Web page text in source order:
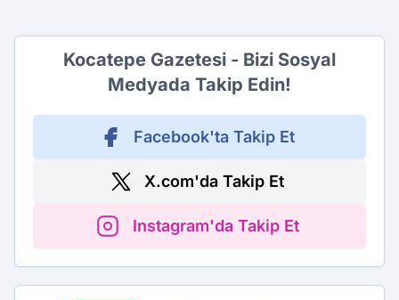
Kocatepe Gazetesi - Bizi Sosyal
Medyada Takip Edin!
Facebook'ta Takip Et
X.com'da Takip Et
Instagram'da Takip Et